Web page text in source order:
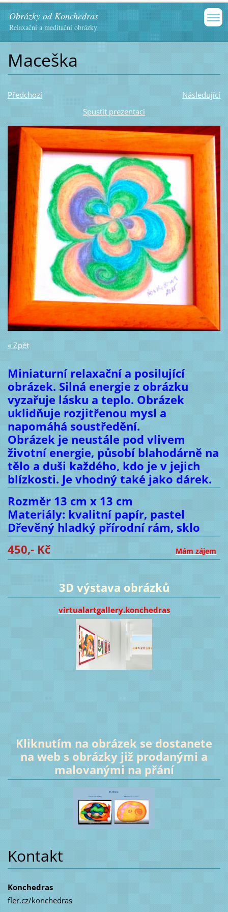
Obrázky od Konchedras
Relaxační a meditační obrázky
Maceška
Předchozí
Následující
Spustit prezentaci
« Zpět
Miniaturní relaxační a posilující
obrázek. Silná energie z obrázku
vyzařuje lásku a teplo. Obrázek
uklidňuje rozjitřenou mysl a
napomáhá soustředění.
Obrázek je neustále pod vlivem
životní energie, působí blahodárně na
tělo a duši každého, kdo je v jejich
blízkosti. Je vhodný také jako dárek.
Rozměr 13 cm x 13 cm
Materiály: kvalitní papír, pastel
Dřevěný hladký přírodní rám, sklo
450,- Kč
Mám zájem
3D výstava obrázků
virtualartgallery.konchedras
Kliknutím na obrázek se dostanete
na web s obrázky již prodanými a
malovanými na přání
Kontakt
Konchedras
fler.cz/konchedras